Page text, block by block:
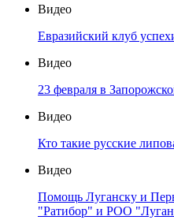
Видео
Евразийский клуб
Видео
23 февраля в
Видео
Кто такие русские
Видео
Помощь Луганску и
"Ратибор" и РОО